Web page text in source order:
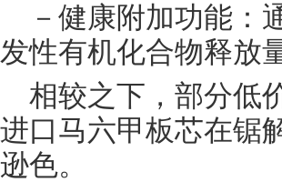
－健康附加功能：
发性有机化合物释放
相较之下，部分低
进口马六甲板芯在锯
逊色。